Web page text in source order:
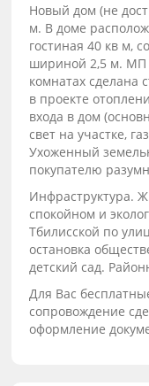
Новый дом (не
м. В доме
гостиная 40 кв м,
шириной 2,5 м. МП
комнатах сделана
в проекте
входа в дом
свет на участке,
Ухоженный
покупателю
Инфраструктура.
спокойном и
Тбилисской по
остановка
детский сад.
Для Вас
сопровождение
оформление